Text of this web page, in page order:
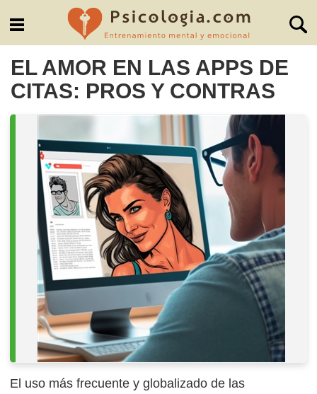
EL AMOR EN LAS APPS DE
CITAS: PROS Y CONTRAS
El uso más frecuente y globalizado de las